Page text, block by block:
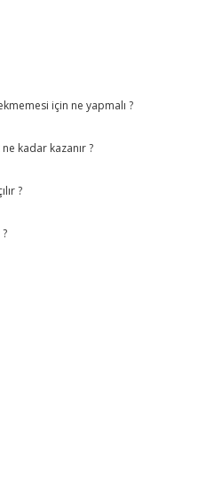
için ne yapmalı ?
kadar kazanır ?
?